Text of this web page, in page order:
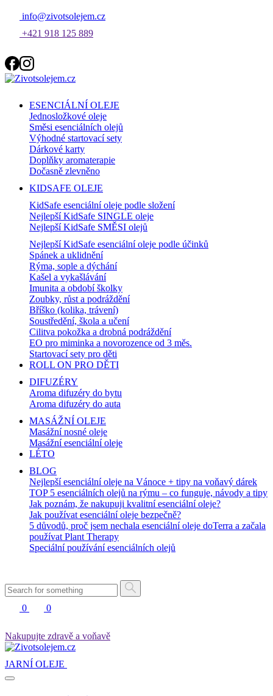
info@zivotsolejem.cz
+421 918 125 889
ESENCIÁLNÍ OLEJE
Jednosložkové oleje
Směsi esenciálních olejů
Výhodné startovací sety
Dárkové karty
Doplňky aromaterapie
Dočasně zlevněno
KIDSAFE OLEJE
KidSafe esenciální oleje podle složení
Nejlepší KidSafe SINGLE oleje
Nejlepší KidSafe SMĚSI olejů
Nejlepší KidSafe esenciální oleje podle účinků
Spánek a uklidnění
Rýma, sople a dýchání
Kašel a vykašlávání
Imunita a období školky
Zoubky, růst a podráždění
Bříško (kolika, trávení)
Soustředění, škola a učení
Cilitva pokožka a drobná podráždění
EO pro miminka a novorozence od 3 měs.
Startovací sety pro děti
ROLL ON PRO DĚTI
DIFUZÉRY
Aroma difuzéry do bytu
Aroma difuzéry do auta
MASÁŽNÍ OLEJE
Masážní nosné oleje
Masážní esenciální oleje
LÉTO
BLOG
Nejlepší esenciální oleje na Vánoce + tipy na voňavý dárek
TOP 5 esenciálních olejů na rýmu – co funguje, návody a tipy
Jak poznám, že nakupuji kvalitní esenciální oleje?
Jak používat esenciální oleje bezpečně?
5 důvodů, proč jsem nechala esenciální oleje doTerra a začala
používat Plant Therapy
Speciální používání esenciálních olejů
0 0
Nakupujte zdravě a voňavě
JARNÍ OLEJE